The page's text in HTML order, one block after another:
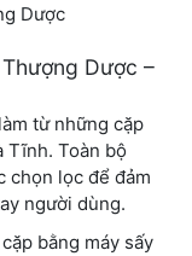
Dược
Dược –
từ những cặp
Tĩnh. Toàn bộ
chọn lọc để đảm
người dùng.
bằng máy sấy